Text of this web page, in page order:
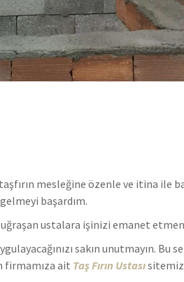
mesleğine özenle ve itina ile
başardım.
ustalara işinizi emanet
sakın unutmayın. Bu
firmamıza ait Taş Fırın Ustası